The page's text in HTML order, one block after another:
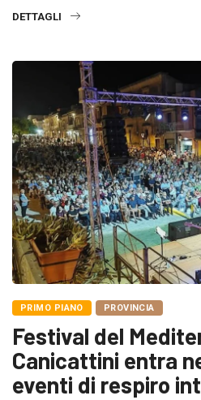
DETTAGLI
PRIMO PIANO PROVINCIA
Festival del
Canicattini entra
eventi di respiro